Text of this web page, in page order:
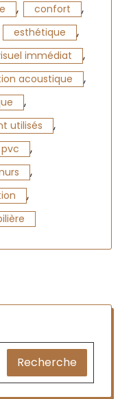
, confort ,
esthétique ,
immédiat ,
acoustique ,
,
utilisés ,
pvc ,
,
,
Recherche